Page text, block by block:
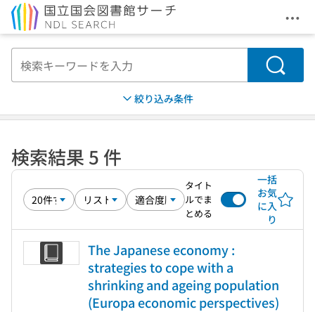
メ
検索
絞り込み条件
検索結果 5 件
タイト
ルでま
とめる
一括
お気
に入
り
The Japanese economy :
strategies to cope with a
shrinking and ageing population
(Europa economic perspectives)